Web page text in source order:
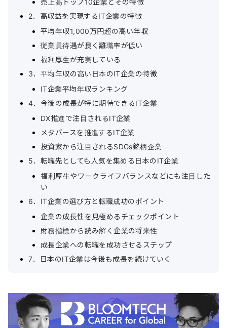
2．高収益を実現するIT企業の特徴
平均年収1,000万円超の高い年収
従業員待遇が良く離職率が低い
福利厚生が充実している
3．平均年収の高い日本のIT企業の特徴
IT企業平均年収ランキング
4．今後の成長が特に期待できるIT企業
DX推進で注目されるIT企業
メタバースを推進するIT企業
投資家から注目されるSDGs銘柄企業
5．転職先としても人気を集める日本のIT企業
福利厚生やワークライフバランスなどにも注目した
い
6．IT企業の選び方と転職成功のポイント
企業の成長性を見極めるチェックポイント
財務指標から読み解く企業の将来性
成長企業への転職を成功させるステップ
7．日本のIT企業は今後も成長を続けていく